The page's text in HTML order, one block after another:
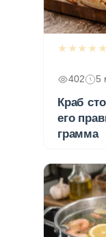
★★★★★
402 5
Краб
его
грамма